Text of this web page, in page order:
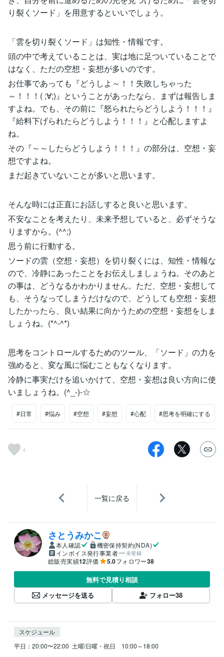
り裂くソード」を用意するといいでしょう。
「雲を切り裂くソード」は知性・情報です。
頭の中で考えていることは、実は地に足ついていることで
はなく、ただの空想・妄想が多いのです。
お仕事であっても『どうしよ～！！失敗しちゃった
～！！！( ;∀;)』ということがあったなら、まずは報告しま
すよね。でも、その前に『怒られたらどうしよう！！！』
『給料下げられたらどうしよう！！！』と心配しますよ
ね。
その『～～したらどうしよう！！！』の部分は、空想・妄
想ですよね。
まだ起きていないことが多いと思います。
そんな時には正直にお話しすると良いと思います。
不安なことを考えたり、未来予想していると、必ずそうな
りますから。(^^;)
思う前に行動する。
ソードの雲（空想・妄想）を切り裂くには、知性・情報な
ので、冷静にあったことをお伝えしましょうね。そのあと
の事は、どうなるかわかりません。ただ、空想・妄想して
も、そうなってしまうだけなので、どうしても空想・妄想
したかったら、良い結果に向かうための空想・妄想をしま
しょうね。(*^-^*)
思考をコントロールするためのツール、「ソード」の力を
強めると、変な風に悩むこともなくなります。
冷静に事実だけを追いかけて、空想・妄想は良い方向に使
いましょうね。(^_-)-☆
#日常 #悩み #空想 #妄想 #心配 #思考を明確にする
4
一覧に戻る
さとうみかこ
本人確認
機密保持契約(NDA)
インボイス発行事業者
未登録
総販売実績12評価 5.0フォロワー38
無料で見積り相談
メッセージを送る
フォロー38
スケジュール
平日：20:00〜22:00  土曜/日曜・祝日　10:00～18:00